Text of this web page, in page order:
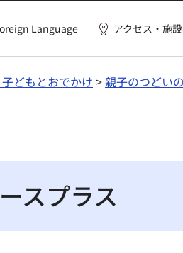
Language アクセス・施
どもとおでかけ >親子のつどい
スプラス